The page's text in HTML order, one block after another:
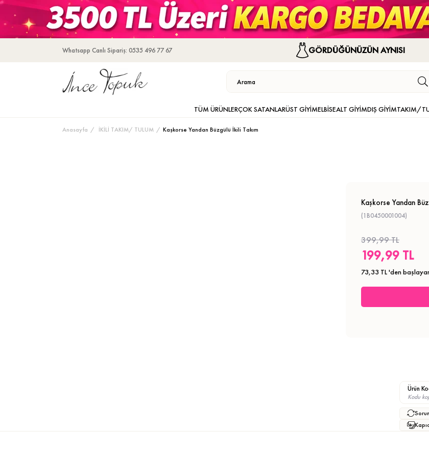
Whatsapp Canlı Sipariş: 0535 496 77 67 GÖRDÜĞÜNÜZÜN AYNISI
TÜM ÜRÜNLERÇOK SATANLARÜST GİYİMELBİSEALT GİYİMDIŞ GİYİMTAKIM/
Anasayfa İKİLİ TAKIM/ TULUM Kaşkorse Yandan Büzgülü İkili Takım
Kaşkorse Yandan
(1B0450001004)
399,99 TL
199,99 TL
73,33 TL'den
Ürün
Kodu